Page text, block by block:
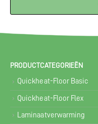
PRODUCTCATEGORIEËN
Quickheat-Floor Basic
Quickheat-Floor Flex
Laminaatverwarming